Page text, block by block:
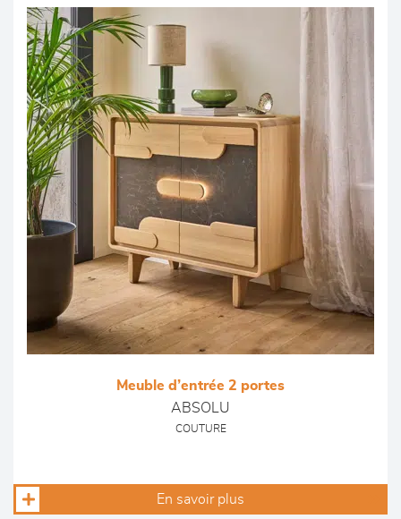
Meuble d’entrée 2 portes
ABSOLU
COUTURE
En savoir plus